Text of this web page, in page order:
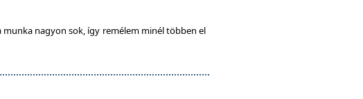
nagyon sok, így remélem minél többen el